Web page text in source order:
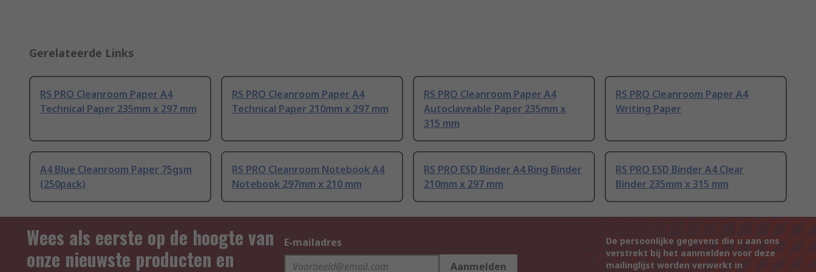
Gerelateerde Links
RS PRO Cleanroom Paper A4
Technical Paper 235mm x 297 mm
RS PRO Cleanroom Paper A4
Technical Paper 210mm x 297 mm
RS PRO Cleanroom Paper A4
Autoclaveable Paper 235mm x
315 mm
RS PRO Cleanroom Paper A4
Writing Paper
A4 Blue Cleanroom Paper 75gsm
(250pack)
RS PRO Cleanroom Notebook A4
Notebook 297mm x 210 mm
RS PRO ESD Binder A4 Ring Binder
210mm x 297 mm
RS PRO ESD Binder A4 Clear
Binder 235mm x 315 mm
Wees als eerste op de hoogte van
onze nieuwste producten en
E-mailadres
Aanmelden
De persoonlijke gegevens die u aan ons
verstrekt bij het aanmelden voor deze
mailinglijst worden verwerkt in